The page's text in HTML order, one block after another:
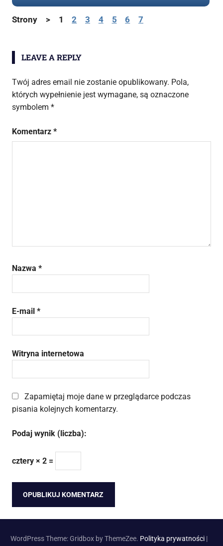
Strony > 1 2 3 4 5 6 7
LEAVE A REPLY
Twój adres email nie zostanie opublikowany. Pola,
których wypełnienie jest wymagane, są oznaczone
symbolem *
Komentarz *
Nazwa *
E-mail *
Witryna internetowa
Zapamiętaj moje dane w przeglądarce podczas
pisania kolejnych komentarzy.
Podaj wynik (liczba):
cztery × 2 =
WordPress Theme: Gridbox by ThemeZee. Polityka prywatności |